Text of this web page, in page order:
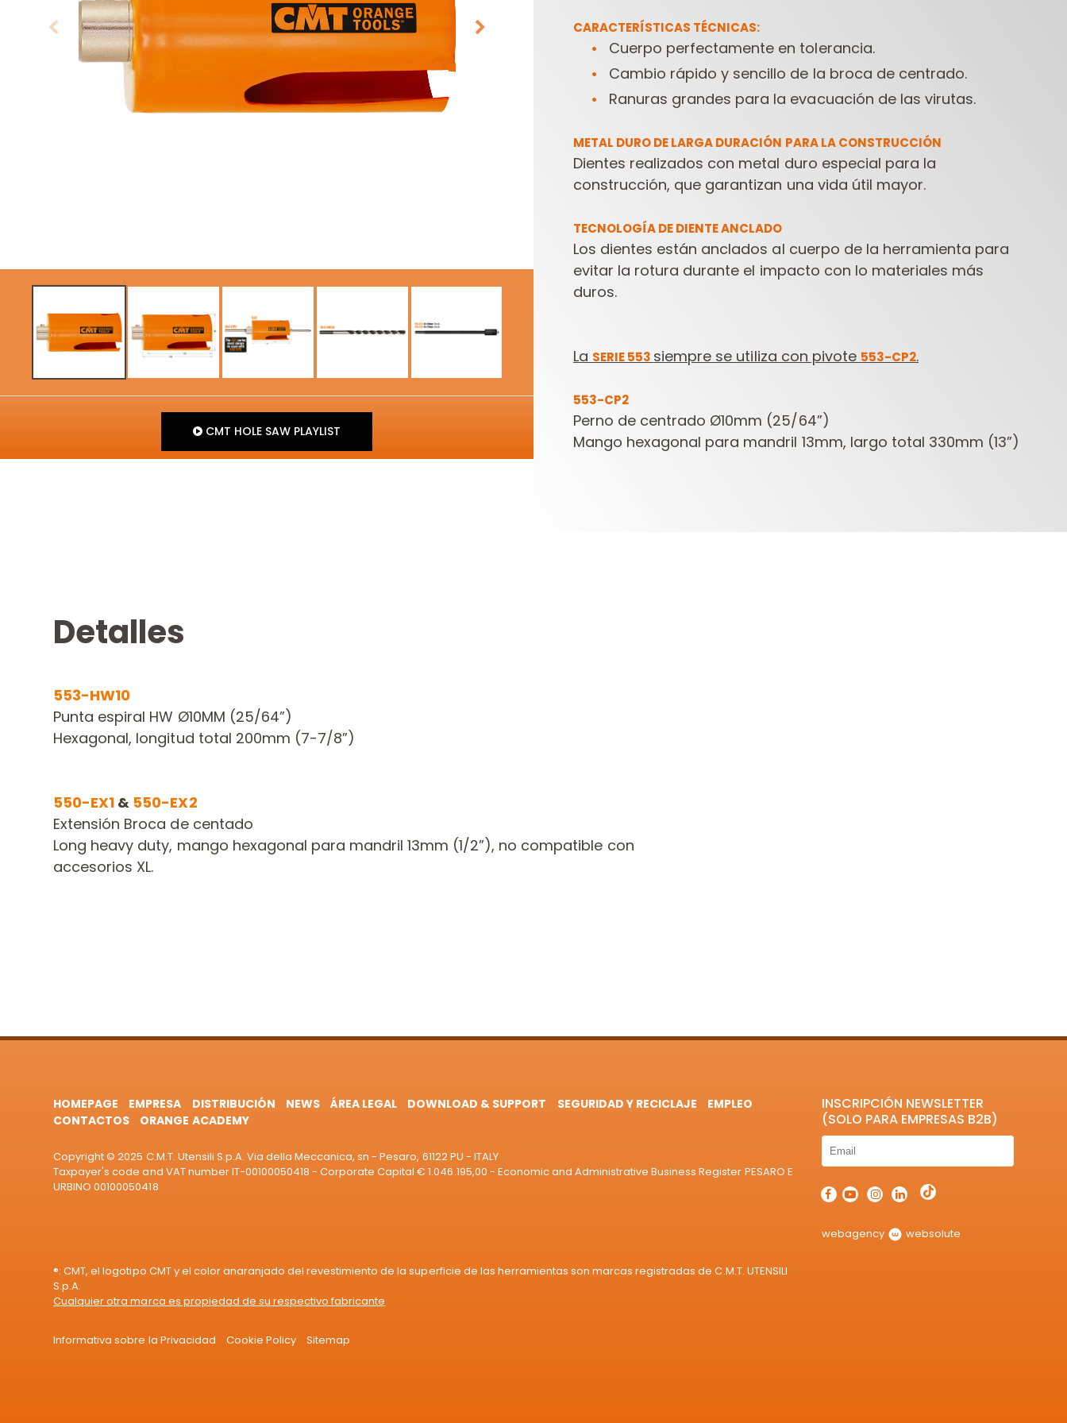
ESTUCHES DE
FRESAS PARA
FRESAS
CONTRACTOR PARA
HERRAMIENTAS
PARA
CMT HOLE SAW PLAYLIST
CARACTERÍSTICAS TÉCNICAS:
Cuerpo perfectamente en tolerancia.
Cambio rápido y sencillo de la broca de centrado.
Ranuras grandes para la evacuación de las virutas.
METAL DURO DE LARGA DURACIÓN PARA LA CONSTRUCCIÓN
Dientes realizados con metal duro especial para la
construcción, que garantizan una vida útil mayor.
TECNOLOGÍA DE DIENTE ANCLADO
Los dientes están anclados al cuerpo de la herramienta para
evitar la rotura durante el impacto con lo materiales más
duros.
La SERIE 553 siempre se utiliza con pivote 553-CP2.
553-CP2
Perno de centrado Ø10mm (25/64”)
Mango hexagonal para mandril 13mm, largo total 330mm (13”)
Detalles
553-HW10
Punta espiral HW Ø10MM (25/64”)
Hexagonal, longitud total 200mm (7-7/8”)
550-EX1 & 550-EX2
Extensión Broca de centado
Long heavy duty, mango hexagonal para mandril 13mm (1/2”), no compatible con
accesorios XL.
HOMEPAGE EMPRESA DISTRIBUCIÓN NEWS ÁREA LEGAL DOWNLOAD & SUPPORT SEGURIDAD Y RECICLAJE
EMPLEO
CONTACTOS
ORANGE ACADEMY
Copyright © 2025 C.M.T. Utensili S.p.A. Via della Meccanica, sn - Pesaro, 61122 PU - ITALY
Taxpayer's code and VAT number IT-00100050418 - Corporate Capital € 1.046.195,00 - Economic and Administrative Business Register PESARO E
URBINO 00100050418
®: CMT, el logotipo CMT y el color anaranjado del revestimiento de la superficie de las herramientas son marcas registradas de C.M.T. UTENSILI
S.p.A.
Cualquier otra marca es propiedad de su respectivo fabricante
Informativa sobre la Privacidad Cookie Policy Sitemap
INSCRIPCIÓN NEWSLETTER
(SOLO PARA EMPRESAS B2B)
webagency websolute